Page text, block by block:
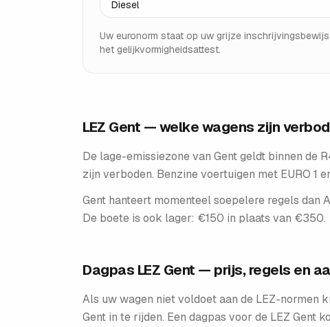
Uw euronorm staat op uw grijze
het gelijkvormigheidsattest.
LEZ Gent — welke wagens zijn
De lage-emissiezone van Gent geldt binnen de
zijn verboden. Benzine voertuigen met EURO 1
Gent hanteert momenteel soepelere regels dan
De boete is ook lager: €150 in plaats van €350.
Dagpas LEZ Gent — prijs, regels en
Als uw wagen niet voldoet aan de LEZ-normen
Gent in te rijden. Een dagpas voor de LEZ Gent